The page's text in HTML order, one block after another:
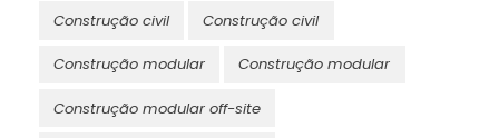
Construção civil Construção civil
Construção modular Construção modular
Construção modular off-site